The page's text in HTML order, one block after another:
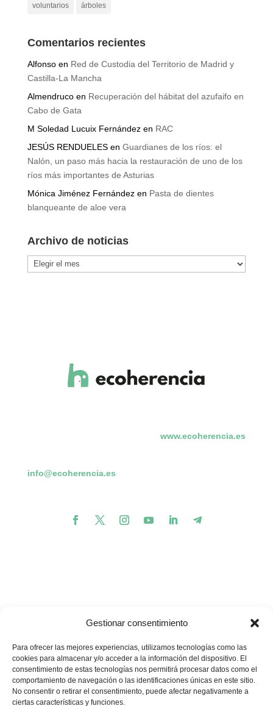
Gestionar consentimiento
Para ofrecer las mejores experiencias, utilizamos tecnologías como las
cookies para almacenar y/o acceder a la información del dispositivo. El
consentimiento de estas tecnologías nos permitirá procesar datos como el
comportamiento de navegación o las identificaciones únicas en este sitio.
No consentir o retirar el consentimiento, puede afectar negativamente a
ciertas características y funciones.
voluntarios árboles
Comentarios recientes
Alfonsoen Red de Custodia del Territorio de Madrid y
Castilla-La Mancha
Almendrucoen Recuperación del hábitat del azufaifo en
Cabo de Gata
M Soledad Lucuix Fernándezen RAC
JESÚS RENDUELESen Guardianes de los ríos: el
Nalón, un paso más hacia la restauración de uno de los
ríos más importantes de Asturias
Mónica Jiménez Fernándezen Pasta de dientes
blanqueante de aloe vera
Archivo de noticias
Archivo
de
www.ecoherencia.es
info@ecoherencia.es
💪🏽¿Te gustaría apoyar nuestros proyectos?
¡Buenas
noticias! Ahora puedes hacerlo en un solo minuto…